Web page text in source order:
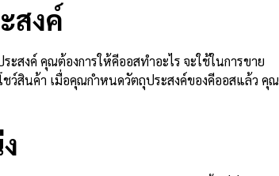
สงค์
สงค์ คุณต้องการให้คีออสทำอะไร จะใช้ในการขาย
ว์สินค้า เมื่อคุณกำหนดวัตถุประสงค์ของคีออสแล้ว คุณ